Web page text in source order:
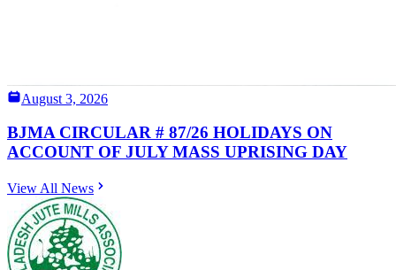
August 3, 2026
BJMA CIRCULAR # 87/26 HOLIDAYS ON
ACCOUNT OF JULY MASS UPRISING DAY
View All News